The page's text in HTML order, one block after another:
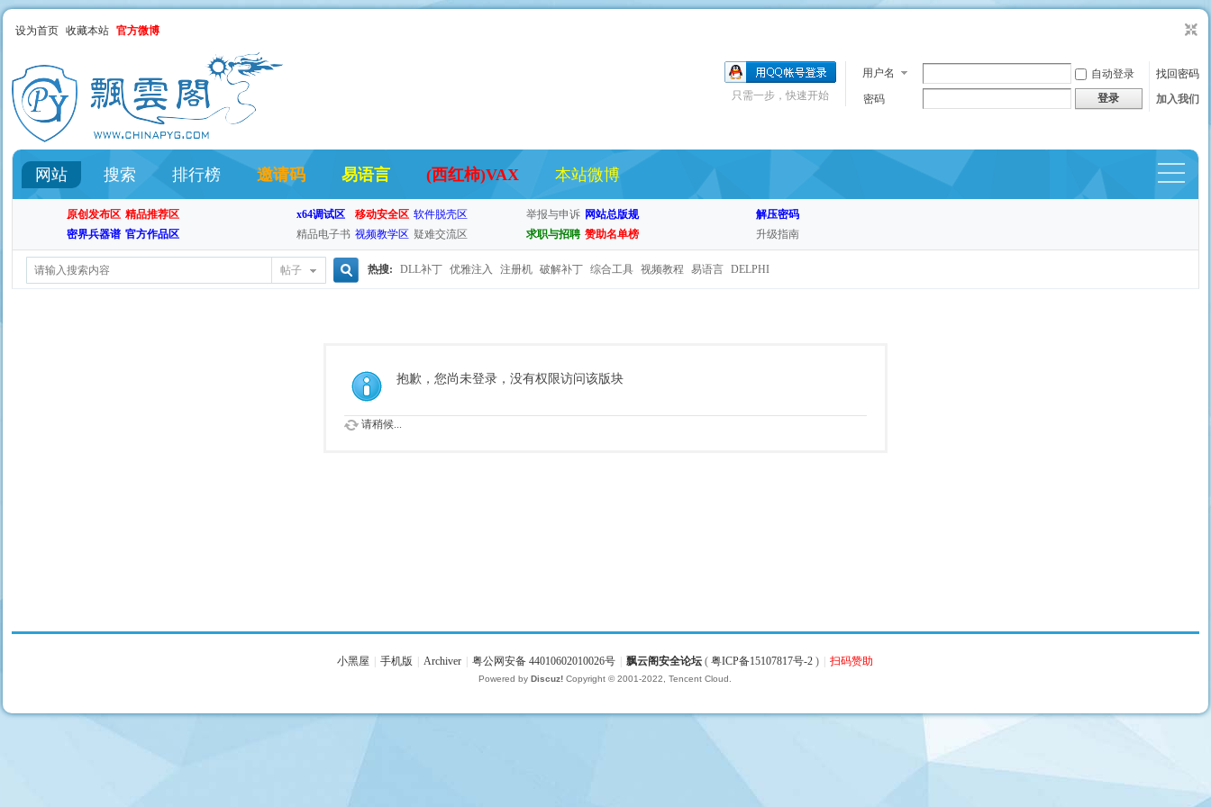
设为首页 收藏本站 官方微博
用户名 自动登录
找回密码
密码
登录 加入我们
只需一步，快速开始
网站 搜索 排行榜 邀请码 易语言 (西红柿)VAX 本站微博
原创发布区 精品推荐区
密界兵器谱 官方作品区
x64调试区 移动安全区 软件脱壳区
精品电子书 视频教学区 疑难交流区
举报与申诉 网站总版规
求职与招聘 赞助名单榜
解压密码
升级指南
帖子 热搜: DLL补丁 优雅注入 注册机 破解补丁 综合工具 视频教程 易语言 DELPHI
抱歉，您尚未登录，没有权限访问该版块
请稍候...
小黑屋 手机版 Archiver 粤公网安备 44010602010026号 飘云阁安全论坛 (粤ICP备15107817号-2 ) 扫码赞助
Powered byDiscuz! Copyright © 2001-2022, Tencent Cloud.